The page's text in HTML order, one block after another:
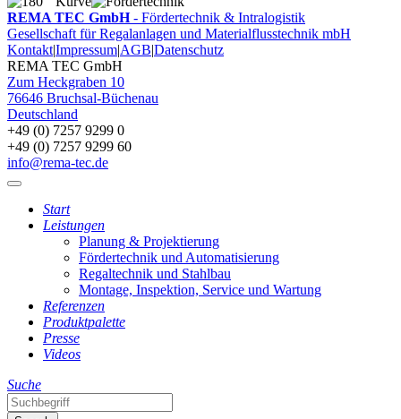
REMA TEC GmbH- Fördertechnik & Intralogistik
Gesellschaft für Regalanlagen und Materialflusstechnik mbH
Kontakt|Impressum|AGB|Datenschutz
REMA TEC GmbH
Zum Heckgraben 10
76646 Bruchsal-Büchenau
Deutschland
+49 (0) 7257 9299 0
+49 (0) 7257 9299 60
info@rema-tec.de
Start
Leistungen
Planung & Projektierung
Fördertechnik und Automatisierung
Regaltechnik und Stahlbau
Montage, Inspektion, Service und Wartung
Referenzen
Produktpalette
Presse
Videos
Suche